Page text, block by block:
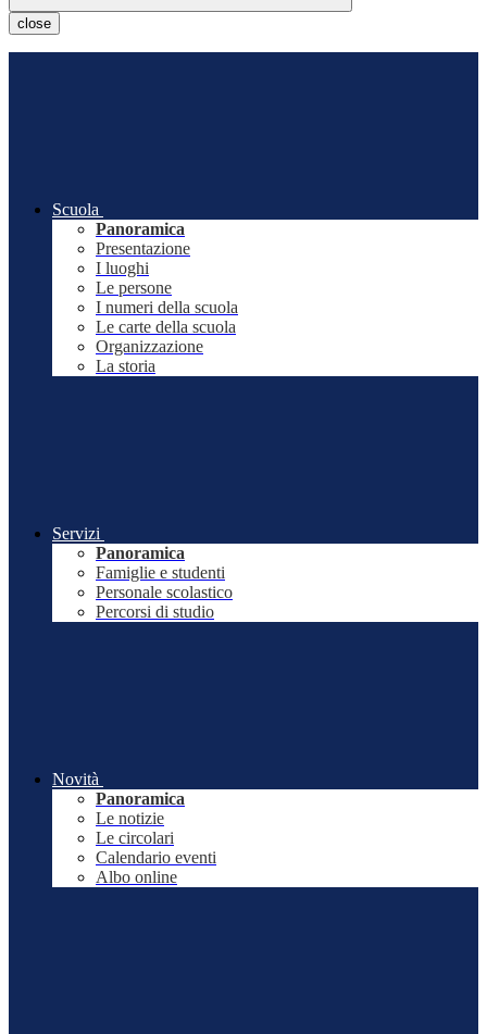
close
Scuola
Panoramica
Presentazione
I luoghi
Le persone
I numeri della scuola
Le carte della scuola
Organizzazione
La storia
Servizi
Panoramica
Famiglie e studenti
Personale scolastico
Percorsi di studio
Novità
Panoramica
Le notizie
Le circolari
Calendario eventi
Albo online